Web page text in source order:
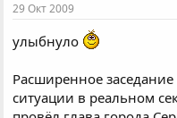
29 Окт 2009
улыбнуло
Расширенное
ситуации в реальном